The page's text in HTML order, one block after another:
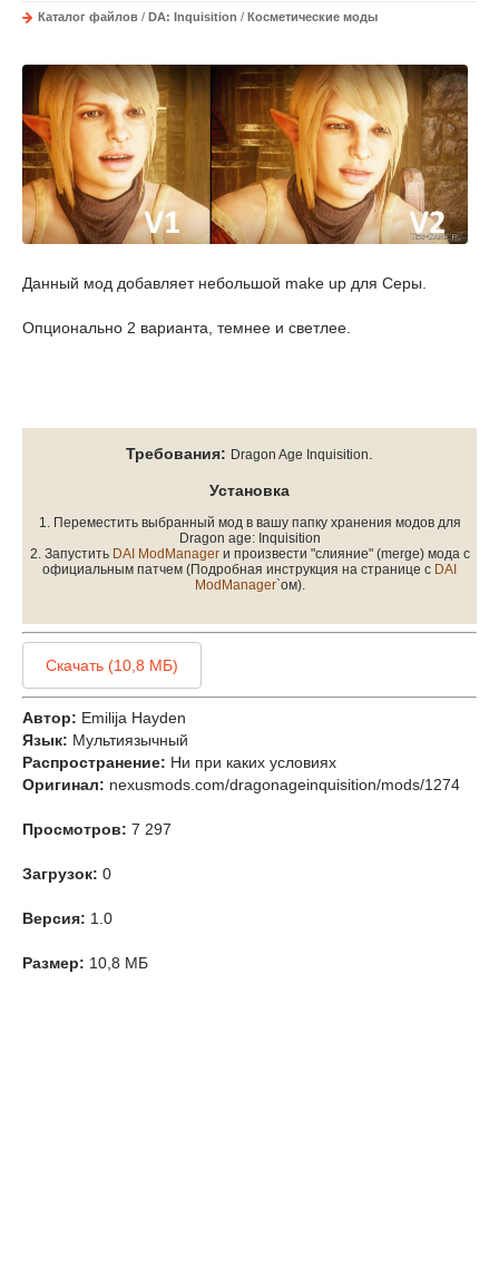
Каталог файлов / DA: Inquisition / Косметические моды
Данный мод добавляет небольшой make up для Серы.
Опционально 2 варианта, темнее и светлее.
Требования: Dragon Age Inquisition
Установка
1. Переместить выбранный мод в вашу папку хранения модов для
Dragon age: Inquisition
2. Запустить DAI ModManagerи произвести "слияние" (merge) мода с
официальным патчем (Подробная инструкция на странице с DAI
ModManager`ом).
Скачать (10,8 МБ)
Автор: Emilija Hayden
Язык: Мультиязычный
Распространение: Ни при каких условиях
Оригинал: nexusmods.com/dragonageinquisition/mods/1274
Просмотров: 7 297
Загрузок: 0
Версия: 1.0
Размер: 10,8 МБ